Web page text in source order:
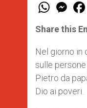
W
t
s
p
p
M
e
s
e
g
e
r
Share this
Nel giorno in
sulle
Pietro da
Dio ai poveri.